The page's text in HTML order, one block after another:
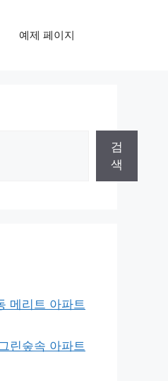
예제 페이지
검
색
메리트 아파트
린숲속 아파트